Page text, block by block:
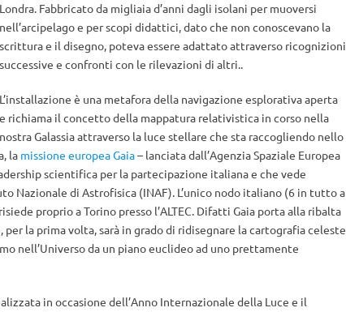
Londra. Fabbricato da migliaia d’anni dagli isolani per muoversi
nell’arcipelago e per scopi didattici, dato che non conoscevano la
scrittura e il disegno, poteva essere adattato attraverso ricognizioni
successive e confronti con le rilevazioni di altri..
L’installazione è una metafora della navigazione esplorativa aperta
e richiama il concetto della mappatura relativistica in corso nella
nostra Galassia attraverso la luce stellare che sta raccogliendo nello
la missione europea Gaia– lanciata dall’Agenzia Spaziale Europea
scientifica per la partecipazione italiana e che vede
Nazionale di Astrofisica (INAF). L’unico nodo italiano (6 in tutto a
proprio a Torino presso l’ALTEC. Difatti Gaia porta alla ribalta
la prima volta, sarà in grado di ridisegnare la cartografia celeste
nell’Universo da un piano euclideo ad uno prettamente
in occasione dell’Anno Internazionale della Luce e il